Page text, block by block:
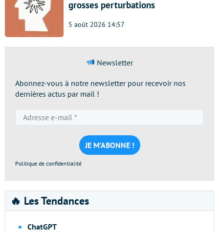
grosses perturbations
5 août 2026 14:57
Newsletter
Abonnez-vous à notre newsletter pour recevoir nos
dernières actus par mail !
e-
mail
*
Politique de confidentialité
🔥 Les Tendances
ChatGPT